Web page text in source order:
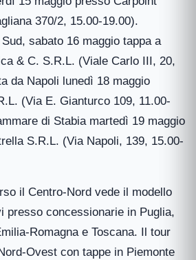
370/2, 15.00-19.00).
sabato 16 maggio tappa a
& C. S.R.L. (Viale Carlo III, 20,
da Napoli lunedì 18 maggio
(Via E. Gianturco 109, 11.00-
di Stabia martedì 19 maggio
S.R.L. (Via Napoli, 139, 15.00-
il Centro-Nord vede il modello
presso concessionarie in Puglia,
Romagna e Toscana. Il tour
Ovest con tappe in Piemonte